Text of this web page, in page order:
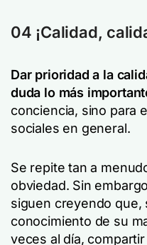
04 ¡Calidad,
Dar prioridad a la
duda lo más
conciencia, sino para
sociales en general.
Se repite tan a
obviedad. Sin
siguen creyendo que,
conocimiento de su
veces al día,